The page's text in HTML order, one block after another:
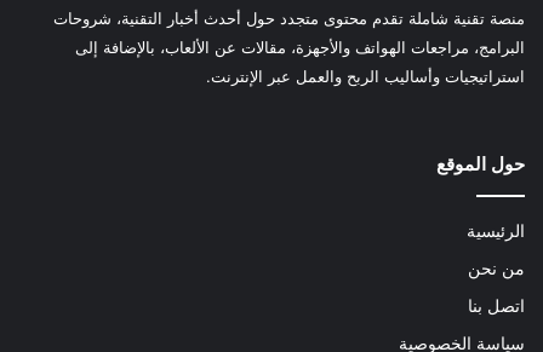
منصة تقنية شاملة تقدم محتوى متجدد حول أحدث أخبار التقنية، شروحات
البرامج، مراجعات الهواتف والأجهزة، مقالات عن الألعاب، بالإضافة إلى
استراتيجيات وأساليب الربح والعمل عبر الإنترنت.
حول الموقع
الرئيسية
من نحن
اتصل بنا
سياسة الخصوصية